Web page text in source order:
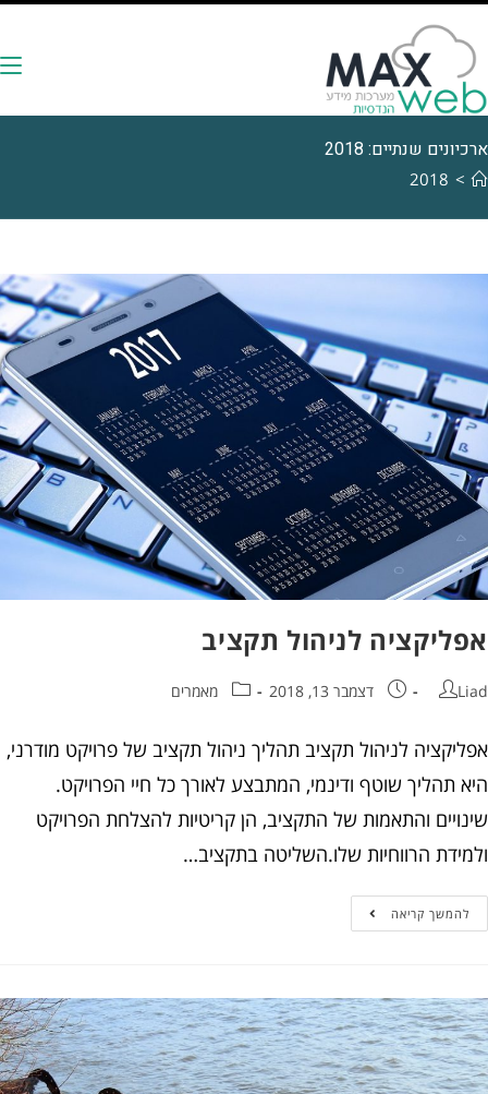
שנתיים: 2018
2018
לניהול תקציב
דצמבר 13, 2018 מאמרים
לניהול תקציב תהליך ניהול תקציב של פרויקט מודרני,
תהליך שוטף ודינמי, המתבצע לאורך כל חיי הפרויקט.
והתאמות של התקציב, הן קריטיות להצלחת הפרויקט
הרווחיות שלו.השליטה בתקציב…
קריאה